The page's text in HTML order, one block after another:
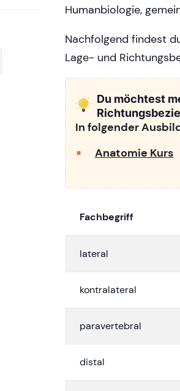
Humanbiologie,
Nachfolgend findest
Lage- und
Du möchtest
In folgender
Anatomie Kurs
Fachbegriff
lateral
kontralateral
paravertebral
distal